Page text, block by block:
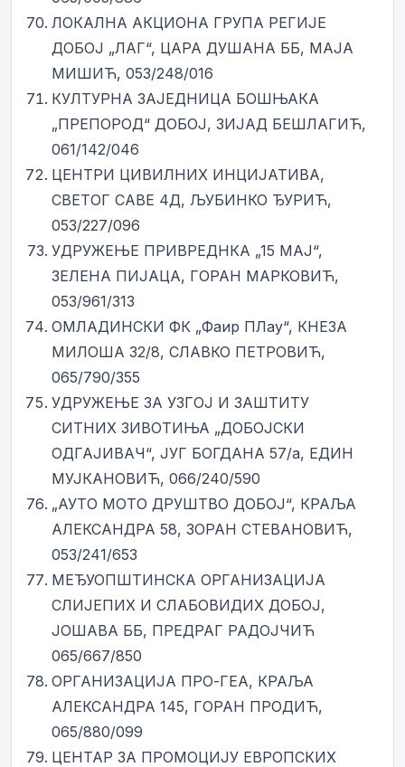
ЛОКАЛНА АКЦИОНА ГРУПА РЕГИЈЕ
ДОБОЈ „ЛАГ“, ЦАРА ДУШАНА ББ, МАЈА
МИШИЋ, 053/248/016
КУЛТУРНА ЗАЈЕДНИЦА БОШЊАКА
„ПРЕПОРОД“ ДОБОЈ, ЗИЈАД БЕШЛАГИЋ,
061/142/046
ЦЕНТРИ ЦИВИЛНИХ ИНЦИЈАТИВА,
СВЕТОГ САВЕ 4Д, ЉУБИНКО ЂУРИЋ,
053/227/096
УДРУЖЕЊЕ ПРИВРЕДНКА „15 МАЈ“,
ЗЕЛЕНА ПИЈАЦА, ГОРАН МАРКОВИЋ,
053/961/313
ОМЛАДИНСКИ ФК „Фаир ПЛаy“, КНЕЗА
МИЛОША 32/8, СЛАВКО ПЕТРОВИЋ,
065/790/355
УДРУЖЕЊЕ ЗА УЗГОЈ И ЗАШТИТУ
СИТНИХ ЗИВОТИЊА „ДОБОЈСКИ
ОДГАЈИВАЧ“, ЈУГ БОГДАНА 57/а, ЕДИН
МУЈКАНОВИЋ, 066/240/590
„АУТО МОТО ДРУШТВО ДОБОЈ“, КРАЉА
АЛЕКСАНДРА 58, ЗОРАН СТЕВАНОВИЋ,
053/241/653
МЕЂУОПШТИНСКА ОРГАНИЗАЦИЈА
СЛИЈЕПИХ И СЛАБОВИДИХ ДОБОЈ,
ЈОШАВА ББ, ПРЕДРАГ РАДОЈЧИЋ
065/667/850
ОРГАНИЗАЦИЈА ПРО-ГЕА, КРАЉА
АЛЕКСАНДРА 145, ГОРАН ПРОДИЋ,
065/880/099
ЦЕНТАР ЗА ПРОМОЦИЈУ ЕВРОПСКИХ